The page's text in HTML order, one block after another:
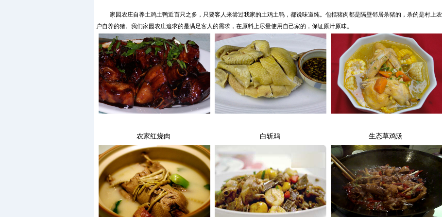
家园农庄自养土鸡土鸭近百只之多，只要客人来尝过我家的土鸡土鸭，都说味道纯。包括猪肉都是隔壁邻居杀猪的，杀的是村上农
户自养的猪。我们家园农庄追求的是满足客人的需求，在原料上尽量使用自己家的，保证原汁原味。
农家红烧肉 白斩鸡 生态草鸡汤